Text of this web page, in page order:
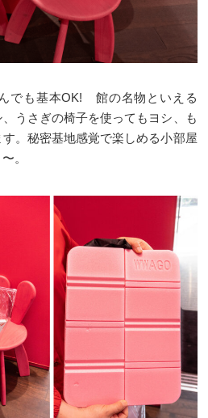
でも基本OK! 館の名物といえる
、うさぎの椅子を使ってもヨシ、も
。秘密基地感覚で楽しめる小部屋
。